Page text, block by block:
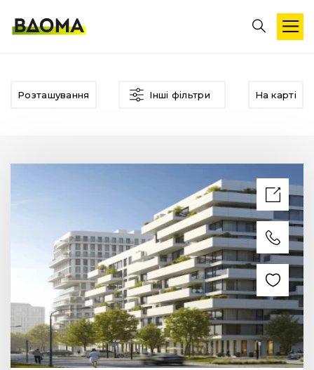
Розташування Інші фільтри На карті